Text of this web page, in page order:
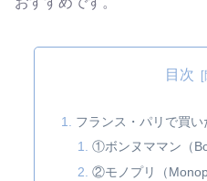
目次
フランス・パリで買
①ボンヌママン（
②モノプリ（